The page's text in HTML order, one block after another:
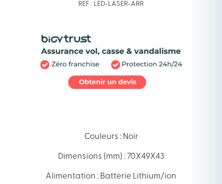
REF : LED-LASER-ARR
Couleurs : Noir
Dimensions (mm) : 70X49X43
Alimentation : Batterie Lithium/ion